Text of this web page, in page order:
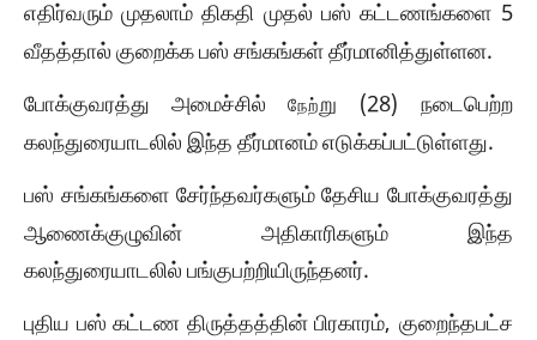
எதிர்வரும் முதலாம் திகதி முதல் பஸ் கட்டணங்களை5
வீதத்தால் குறைக்க பஸ் சங்கங்கள் தீர்மானித்துள்ளன.
போக்குவரத்து அமைச்சில் நேற்று (28) நடைபெற்ற
கலந்துரையாடலில் இந்த தீர்மானம் எடுக்கப்பட்டுள்ளது.
பஸ் சங்கங்களை சேர்ந்தவர்களும் தேசிய போக்குவரத்து
ஆணைக்குழுவின் அதிகாரிகளும்
இந்த
கலந்துரையாடலில் பங்குபற்றியிருந்தனர்.
புதிய பஸ் கட்டண திருத்தத்தின் பிரகாரம்,குறைந்தபட்ச